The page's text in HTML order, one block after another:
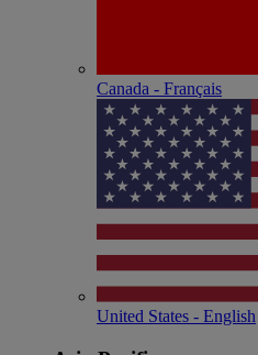
Canada - Français
United States - English